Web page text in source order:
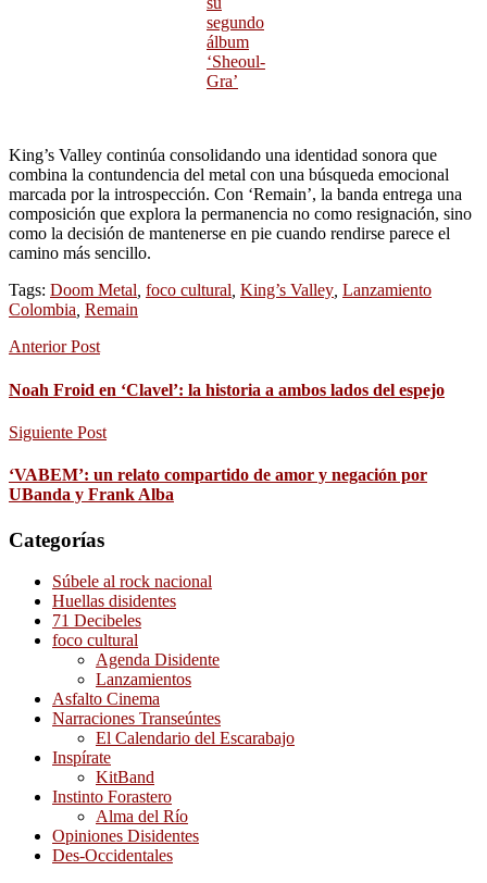
segundo
álbum
‘Sheoul-
Gra’
King’s Valley continúa consolidando una identidad sonora que
combina la contundencia del metal con una búsqueda emocional
marcada por la introspección. Con ‘Remain’, la banda entrega una
composición que explora la permanencia no como resignación, sino
como la decisión de mantenerse en pie cuando rendirse parece el
camino más sencillo.
Tags: Doom Metal, foco cultural, King’s Valley, Lanzamiento
Colombia, Remain
Anterior Post
Noah Froid en ‘Clavel’: la historia a ambos lados del espejo
Siguiente Post
‘VABEM’: un relato compartido de amor y negación por
UBanda y Frank Alba
Categorías
Súbele al rock nacional
Huellas disidentes
71 Decibeles
foco cultural
Agenda Disidente
Lanzamientos
Asfalto Cinema
Narraciones Transeúntes
El Calendario del Escarabajo
Inspírate
KitBand
Instinto Forastero
Alma del Río
Opiniones Disidentes
Des-Occidentales